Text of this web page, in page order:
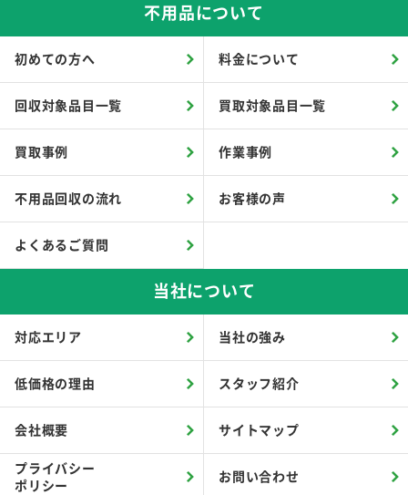
不用品について
初めての方へ 料金について
回収対象品目一覧 買取対象品目一覧
買取事例 作業事例
不用品回収の流れ お客様の声
よくあるご質問
当社について
対応エリア 当社の強み
低価格の理由 スタッフ紹介
会社概要 サイトマップ
プライバシー
ポリシー
お問い合わせ